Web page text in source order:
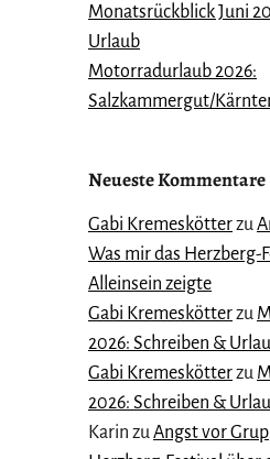
Monatsrückblick Juni
Urlaub
Motorradurlaub 2026:
Salzkammergut/
Neueste Kommentare
Gabi Kremeskötterzu
Was mir das Herzberg-
Alleinsein zeigte
Gabi Kremeskötterzu
2026: Schreiben &
Gabi Kremeskötterzu
2026: Schreiben &
Karin zuAngst vor